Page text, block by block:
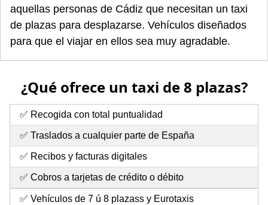
aquellas personas de Cádiz que necesitan un taxi
de plazas para desplazarse. Vehículos diseñados
para que el viajar en ellos sea muy agradable.
¿Qué ofrece un taxi de 8 plazas?
✅ Recogida con total puntualidad
✅ Traslados a cualquier parte de España
✅ Recibos y facturas digitales
✅ Cobros a tarjetas de crédito o débito
✅ Vehículos de 7 ú 8 plazass y Eurotaxis